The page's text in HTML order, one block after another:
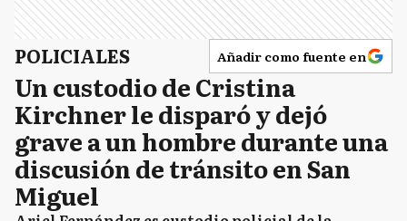
POLICIALES Añadir como fuente en
Un custodio de Cristina
Kirchner le disparó y dejó
grave a un hombre durante una
discusión de tránsito en San
Miguel